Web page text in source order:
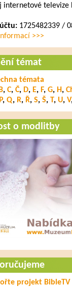
internetové televize
1725482339 /
>>>
témat
témata
B, C, Č, D, E, F, G, H,
P, Q, R, Ř, S, Š, T, U, V
o modlitby
projekt BibleTV